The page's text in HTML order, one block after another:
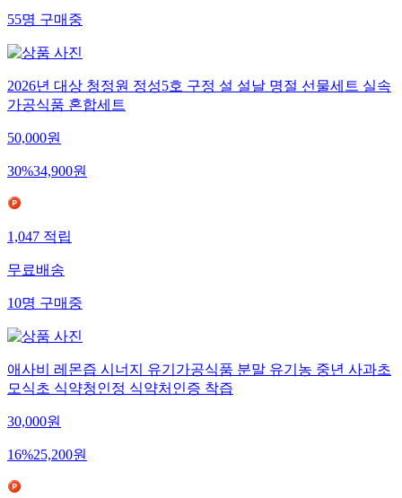
55명 구매중
2026년 대상 청정원 정성5호 구정 설 설날 명절 선물세트 실속
가공식품 혼합세트
50,000원
30%34,900원
1,047 적립
무료배송
10명 구매중
애사비 레몬즙 시너지 유기가공식품 분말 유기농 중년 사과초
모식초 식약청인정 식약처인증 착즙
30,000원
16%25,200원